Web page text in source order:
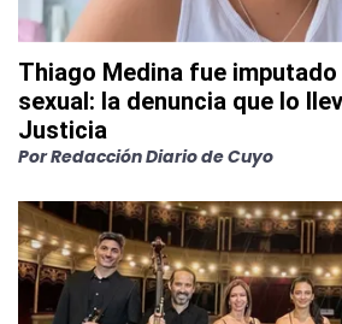
Thiago Medina fue
sexual: la denuncia que lo
Justicia
PorRedacción Diario de Cuyo